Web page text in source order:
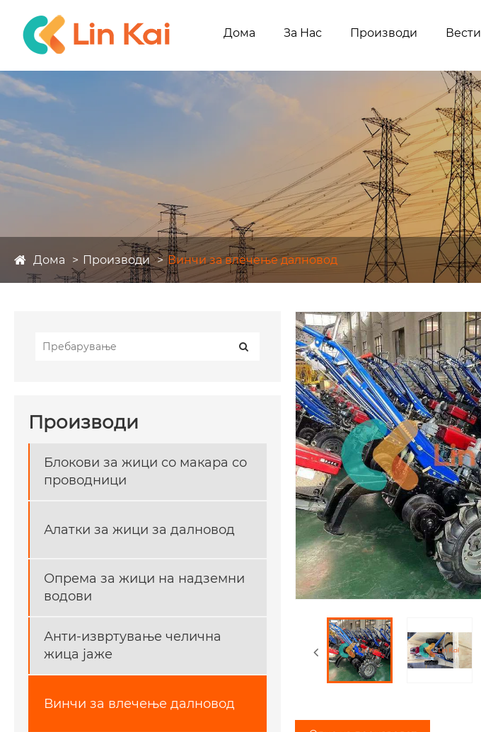
Дома За Нас Производи Вести
Дома Производи Винчи за влечење далновод
Производи
Блокови за жици со макара со
проводници
Алатки за жици за далновод
Опрема за жици на надземни
водови
Анти-извртување челична
жица јаже
Винчи за влечење далновод